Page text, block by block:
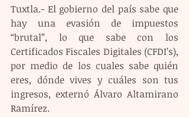
Tuxtla.- El gobierno del país sabe que
hay una evasión de impuestos
“brutal”, lo que sabe con los
Certificados Fiscales Digitales (CFDI’s),
por medio de los cuales sabe quién
eres, dónde vives y cuáles son tus
ingresos, externó Álvaro Altamirano
Ramírez.